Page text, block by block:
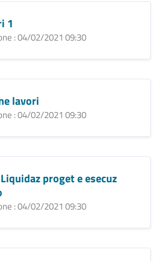
1
: 04/02/2021 09:30
lavori
: 04/02/2021 09:30
proget e esecuz
: 04/02/2021 09:30